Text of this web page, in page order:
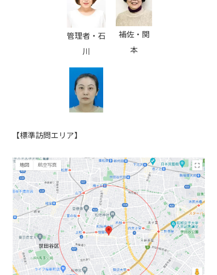
管理者・石
川
補佐・関
本
【標準訪問エリア】